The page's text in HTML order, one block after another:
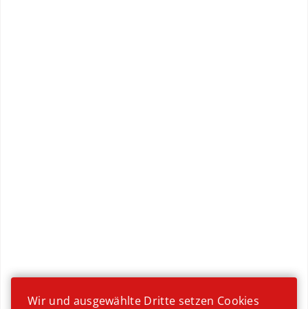
Wir und ausgewählte Dritte setzen Cookies